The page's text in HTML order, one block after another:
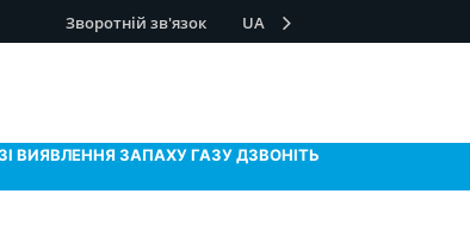
Зворотній зв'язок UA
ВИЯВЛЕННЯ ЗАПАХУ ГАЗУ ДЗВОНІТЬ